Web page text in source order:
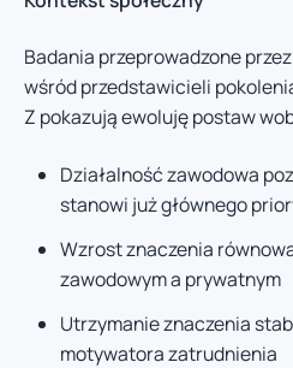
Badania przeprowadzone
wśród przedstawicieli
Z pokazują ewoluję postaw
Działalność zawodowa
stanowi już głównego
Wzrost znaczenia
zawodowym a prywatnym
Utrzymanie znaczenia
motywatora zatrudnienia